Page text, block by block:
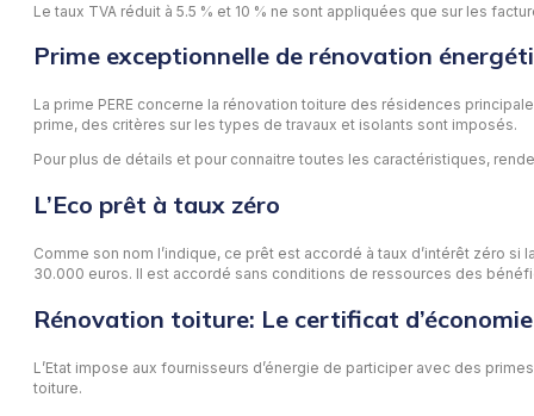
Le taux TVA réduit à 5.5 % et 10 % ne sont appliquées que sur les
Prime exceptionnelle de rénovation
La prime PERE concerne la rénovation toiture des résidences
prime, des critères sur les types de travaux et isolants sont imposés.
Pour plus de détails et pour connaitre toutes les caractéristiques,
L’Eco prêt à taux zéro
Comme son nom l’indique, ce prêt est accordé à taux d’intérêt zéro
30.000 euros. Il est accordé sans conditions de ressources des
Rénovation toiture: Le certificat d’économie
L’Etat impose aux fournisseurs d’énergie de participer avec des
toiture.